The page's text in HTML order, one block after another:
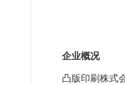
企业概况
凸版印刷株式